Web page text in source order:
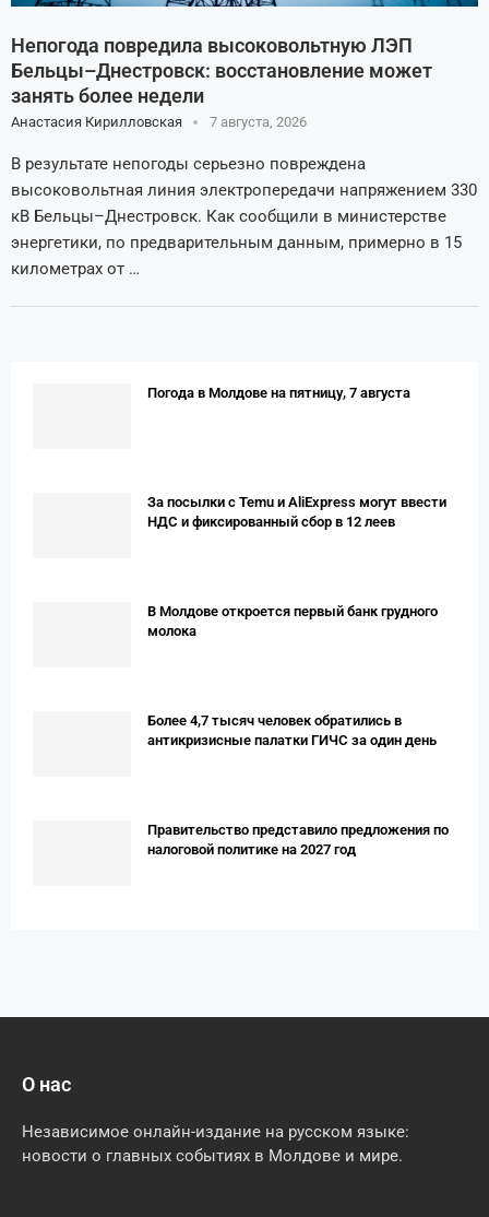
Непогода повредила высоковольтную ЛЭП
Бельцы–Днестровск: восстановление может
занять более недели
Анастасия Кирилловская 7 августа, 2026
В результате непогоды серьезно повреждена
высоковольтная линия электропередачи напряжением 330
кВ Бельцы–Днестровск. Как сообщили в министерстве
энергетики, по предварительным данным, примерно в 15
километрах от …
Погода в Молдове на пятницу, 7 августа
За посылки с Temu и AliExpress могут ввести
НДС и фиксированный сбор в 12 леев
В Молдове откроется первый банк грудного
молока
Более 4,7 тысяч человек обратились в
антикризисные палатки ГИЧС за один день
Правительство представило предложения по
налоговой политике на 2027 год
О нас
Независимое онлайн-издание на русском языке:
новости о главных событиях в Молдове и мире.